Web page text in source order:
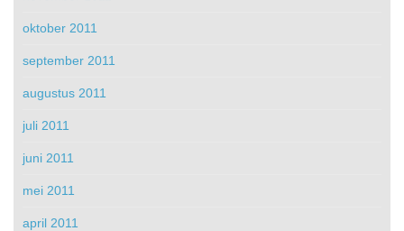
oktober 2011
september 2011
augustus 2011
juli 2011
juni 2011
mei 2011
april 2011